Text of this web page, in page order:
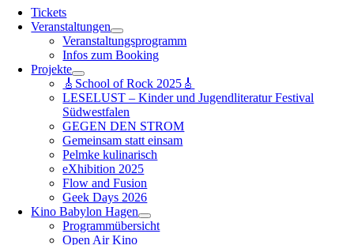
Tickets
Veranstaltungen
Veranstaltungsprogramm
Infos zum Booking
Projekte
🎸School of Rock 2025🎸
LESELUST – Kinder und Jugendliteratur Festival
Südwestfalen
GEGEN DEN STROM
Gemeinsam statt einsam
Pelmke kulinarisch
eXhibition 2025
Flow and Fusion
Geek Days 2026
Kino Babylon Hagen
Programmübersicht
Open Air Kino